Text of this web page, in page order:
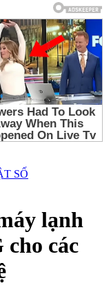
SỐ
lạnh
các